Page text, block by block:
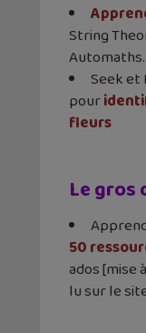
String
Seek et
pour
fleurs
Le gros
50
ados [mise
lu sur le